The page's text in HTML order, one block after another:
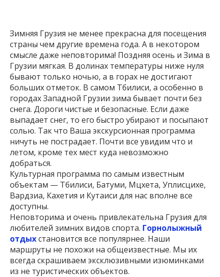
Зимняя Грузия не менее прекрасна для посещения
страны чем другие времена года. А в некотором
смысле даже неповторима! Поздняя осень и Зима в
Грузии мягкая. В долинах температуры ниже нуля
бывают только ночью, а в горах не достигают
больших отметок. В самом Тбилиси, а особенно в
городах Западной Грузии зима бывает почти без
снега. Дороги чистые и безопасные. Если даже
выпадает снег, то его быстро убирают и посыпают
солью. Так что Ваша экскурсионная программа
ничуть не пострадает. Почти все увидим что и
летом, кроме тех мест куда невозможно
добраться.
Культурная программа по самым известным
объектам — Тбилиси, Батуми, Мцхета, Уплисцихе,
Вардзиа, Кахетия и Кутаиси для нас вполне все
доступны.
Неповторима и очень привлекательна Грузия для
любителей зимних видов спорта. Горнолыжный
отдыхстановится все популярнее. Наши
маршруты не похожи на общеизвестные. Мы их
всегда скрашиваем эксклюзивными изюминками
из не туристических объектов.